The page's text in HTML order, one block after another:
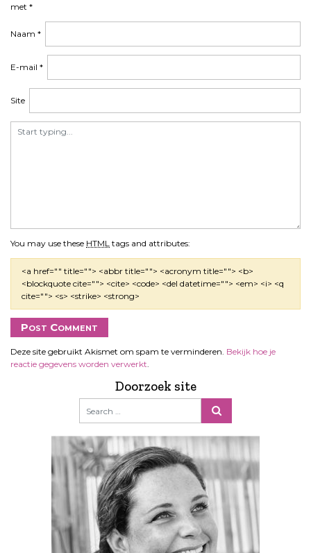
a
i
a
i
met *
You may use these HTML tags and attributes:
<a href="" title=""> <abbr title=""> <acronym title=""> <b>
<blockquote cite=""> <cite> <code> <del datetime=""> <em> <i> <q
cite=""> <s> <strike> <strong>
Naam *
E-mail *
Site
Deze site gebruikt Akismet om spam te verminderen. Bekijk hoe je
reactie gegevens worden verwerkt.
Doorzoek site